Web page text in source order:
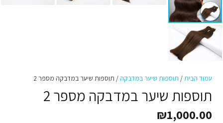
עמוד הבית / תוספות שיער במדבקה/ תוספות שיער במדבקה מספר 2
תוספות שיער במדבקה מספר 2
₪1,000.00